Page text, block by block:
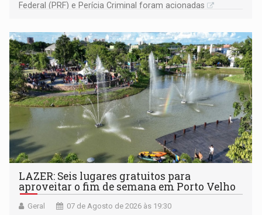
Federal (PRF) e Perícia Criminal foram acionadas
LAZER: Seis lugares gratuitos para
aproveitar o fim de semana em Porto Velho
Geral 07 de Agosto de 2026 às 19:30